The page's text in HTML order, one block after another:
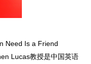
Need Is a Friend
Lucas教授是中国英语